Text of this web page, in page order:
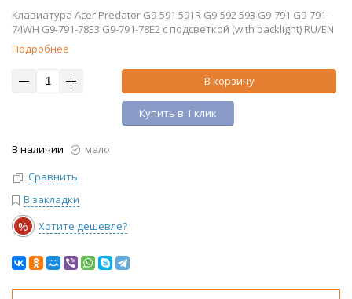
Клавиатура Acer Predator G9-591 591R G9-592 593 G9-791 G9-791-
74WH G9-791-78E3 G9-791-78E2 с подсветкой (with backlight) RU/EN
Подробнее
В корзину
Купить в 1 клик
В наличии
мало
Сравнить
В закладки
% Хотите дешевле?